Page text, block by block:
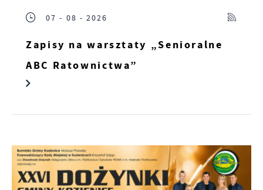
07 - 08 - 2026
Zapisy na warsztaty „Senioralne
ABC Ratownictwa”